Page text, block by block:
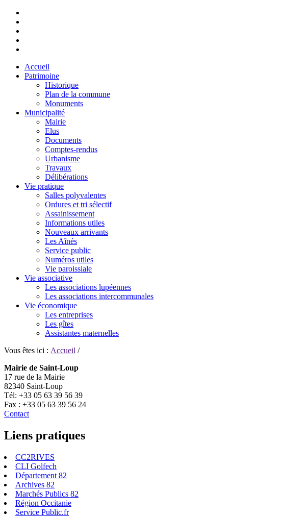
Accueil
Patrimoine
Historique
Plan de la commune
Monuments
Municipalité
Mairie
Elus
Documents
Comptes-rendus
Urbanisme
Travaux
Délibérations
Vie pratique
Salles polyvalentes
Ordures et tri sélectif
Assainissement
Informations utiles
Nouveaux arrivants
Les Aînés
Service public
Numéros utiles
Vie paroissiale
Vie associative
Les associations lupéennes
Les associations intercommunales
Vie économique
Les entreprises
Les gîtes
Assistantes maternelles
Vous êtes ici : Accueil /
Mairie de Saint-Loup
17 rue de la Mairie
82340 Saint-Loup
Tél: +33 05 63 39 56 39
Fax : +33 05 63 39 56 24
Contact
Liens pratiques
CC2RIVES
CLI Golfech
Département 82
Archives 82
Marchés Publics 82
Région Occitanie
Service Public.fr